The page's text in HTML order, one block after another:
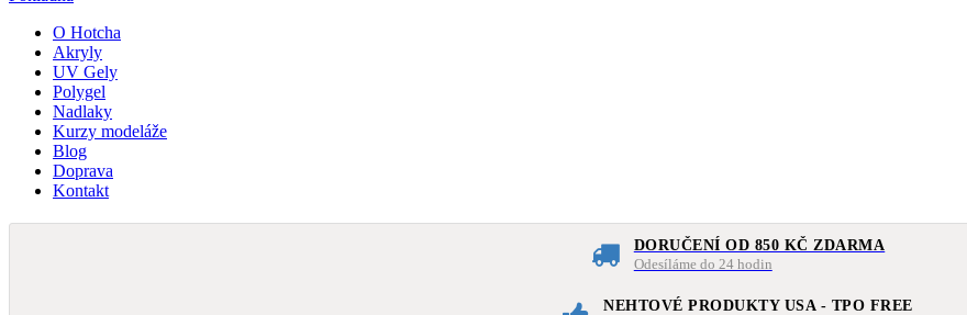
O Hotcha
Akryly
UV Gely
Polygel
Nadlaky
Kurzy modeláže
Blog
Doprava
Kontakt
DORUČENÍ OD 850 KČ ZDARMA
Odesíláme do 24 hodin
NEHTOVÉ PRODUKTY USA - TPO FREE